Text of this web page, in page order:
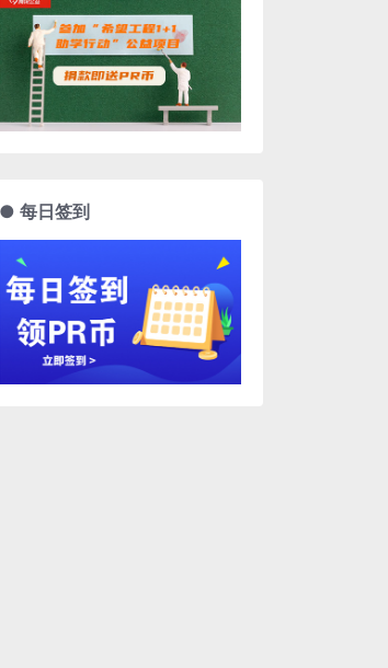
● 每日签到